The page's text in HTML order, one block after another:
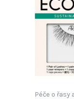
Péče o řasy